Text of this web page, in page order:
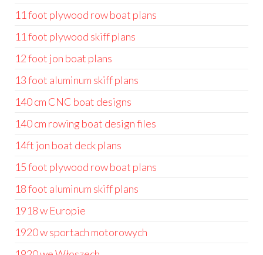
11 foot plywood row boat plans
11 foot plywood skiff plans
12 foot jon boat plans
13 foot aluminum skiff plans
140 cm CNC boat designs
140 cm rowing boat design files
14ft jon boat deck plans
15 foot plywood row boat plans
18 foot aluminum skiff plans
1918 w Europie
1920 w sportach motorowych